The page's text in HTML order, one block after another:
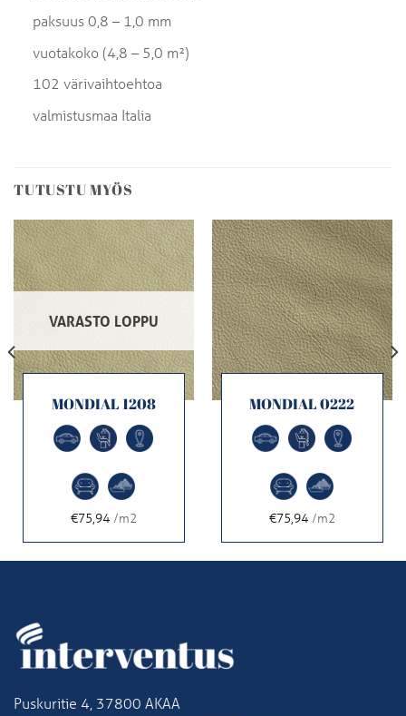
paksuus 0,8 – 1,0 mm
vuotakoko (4,8 – 5,0 m²)
102 värivaihtoehtoa
valmistusmaa Italia
TUTUSTU MYÖS
VARASTO LOPPU
MONDIAL 1208
€75,94/m2
MONDIAL 0222
€75,94/m2
Puskuritie 4, 37800 AKAA